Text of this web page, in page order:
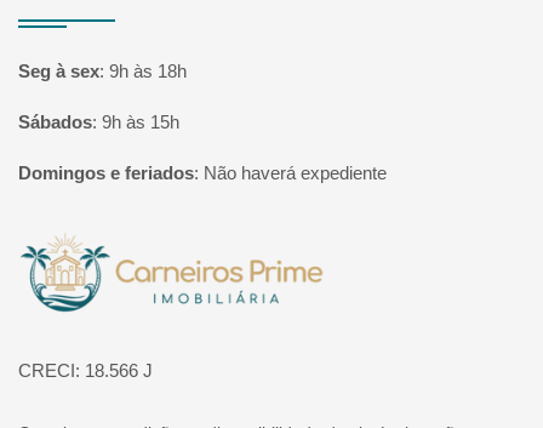
Seg à sex: 9h às 18h
Sábados: 9h às 15h
Domingos e feriados: Não haverá expediente
Página inicial
CRECI: 18.566 J